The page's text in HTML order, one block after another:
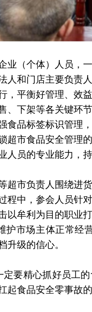
业（个体）人员，
人和门店主要负责
，平衡好管理、效
、下架等各关键环
食品标签标识管理
超市食品安全管理
员的专业能力，持
超市负责人围绕进
程中，参会人员针
以牟利为目的职业
市场主体正常经
级的信心。
要精心抓好员工
食品安全零事故